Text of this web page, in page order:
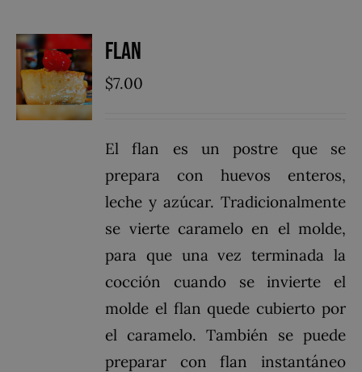
Flan
$7.00
El flan es un postre que se
prepara con huevos enteros,
leche y azúcar. Tradicionalmente
se vierte caramelo en el molde,
para que una vez terminada la
cocción cuando se invierte el
molde el flan quede cubierto por
el caramelo. También se puede
preparar con flan instantáneo